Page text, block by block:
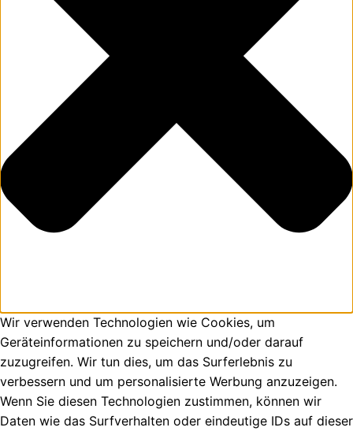
Wir verwenden Technologien wie Cookies, um
Geräteinformationen zu speichern und/oder darauf
zuzugreifen. Wir tun dies, um das Surferlebnis zu
verbessern und um personalisierte Werbung anzuzeigen.
Wenn Sie diesen Technologien zustimmen, können wir
Daten wie das Surfverhalten oder eindeutige IDs auf dieser